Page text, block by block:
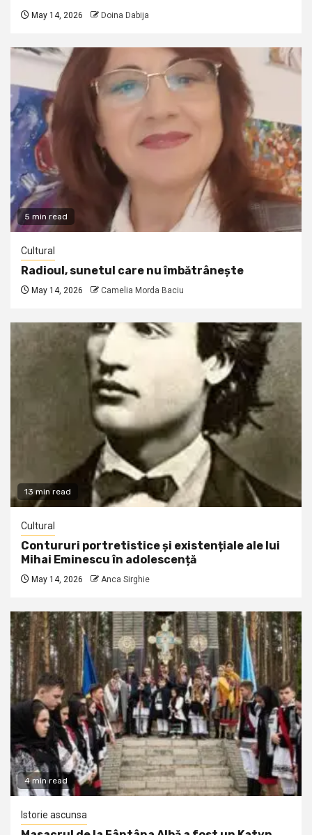
May 14, 2026 Doina Dabija
5 min read
Cultural
Radioul, sunetul care nu îmbătrânește
May 14, 2026 Camelia Morda Baciu
13 min read
Cultural
Contururi portretistice și existențiale ale lui
Mihai Eminescu în adolescență
May 14, 2026 Anca Sirghie
4 min read
Istorie ascunsa